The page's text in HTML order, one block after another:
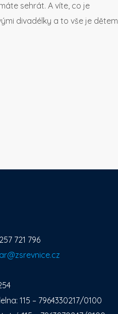
sehrát. A víte, co je
divadélky a to vše je dětem
721 796
115 – 7964330217/0100